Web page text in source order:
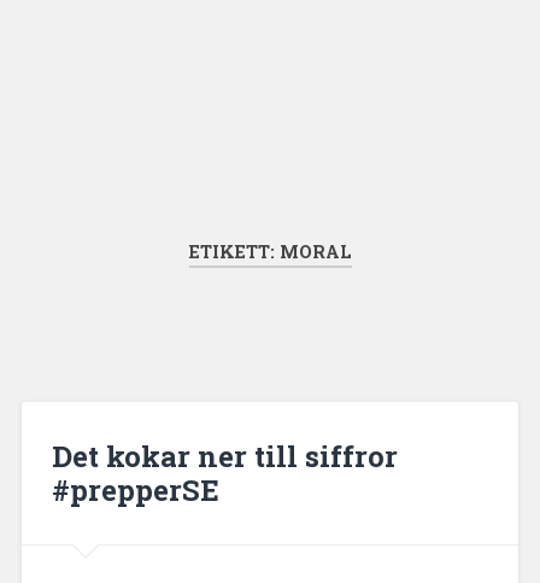
ETIKETT: MORAL
Det kokar ner till siffror
#prepperSE